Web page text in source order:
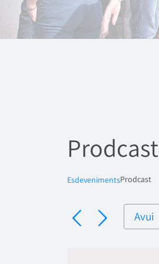
Prodcast
EsdevenimentsProdcast
Avui